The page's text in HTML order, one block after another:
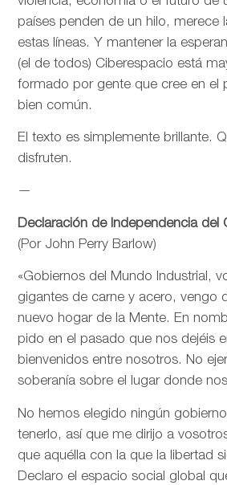
países penden de un hilo, merece
estas líneas. Y mantener la
(el de todos) Ciberespacio está
formado por gente que cree en el
bien común.
El texto es simplemente brillante.
disfruten.
—
Declaración de Independencia del
(Por John Perry Barlow)
«Gobiernos del Mundo Industrial,
gigantes de carne y acero, vengo
nuevo hogar de la Mente. En
pido en el pasado que nos dejéis
bienvenidos entre nosotros. No
soberanía sobre el lugar donde
No hemos elegido ningún
tenerlo, así que me dirijo a
que aquélla con la que la libertad
Declaro el espacio social global